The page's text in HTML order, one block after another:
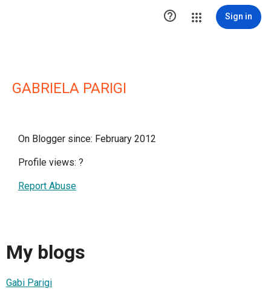
 Sign in
GABRIELA PARIGI
On Blogger since: February 2012
Profile views: ?
Report Abuse
My blogs
Gabi Parigi